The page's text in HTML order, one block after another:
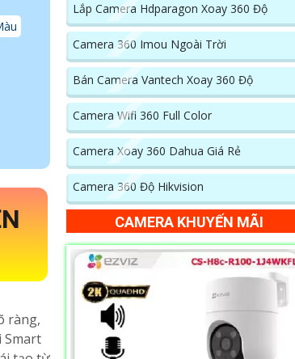
ràng,
Smart
Lắp Camera Hdparagon Xoay 360 Độ
Camera 360 Imou Ngoài Trời
Bán Camera Vantech Xoay 360 Độ
Camera Wifi 360 Full Color
Camera Xoay 360 Dahua Giá Rẻ
Camera 360 Độ Hikvision
CAMERA KHUYẾN MÃI